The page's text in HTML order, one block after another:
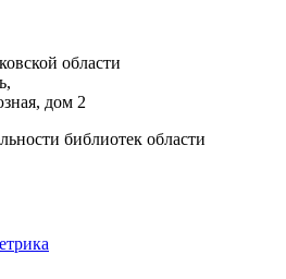
области
дом 2
библиотек области